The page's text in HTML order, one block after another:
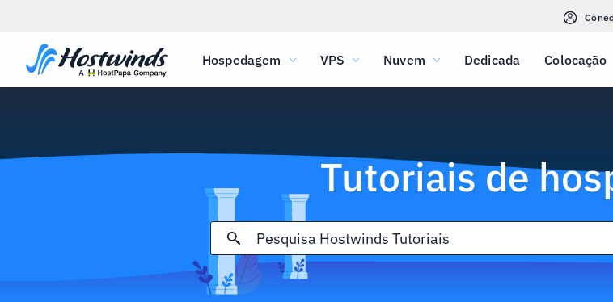
Hospedagem VPS Nuvem Dedicada Colocação
Tutoriais de